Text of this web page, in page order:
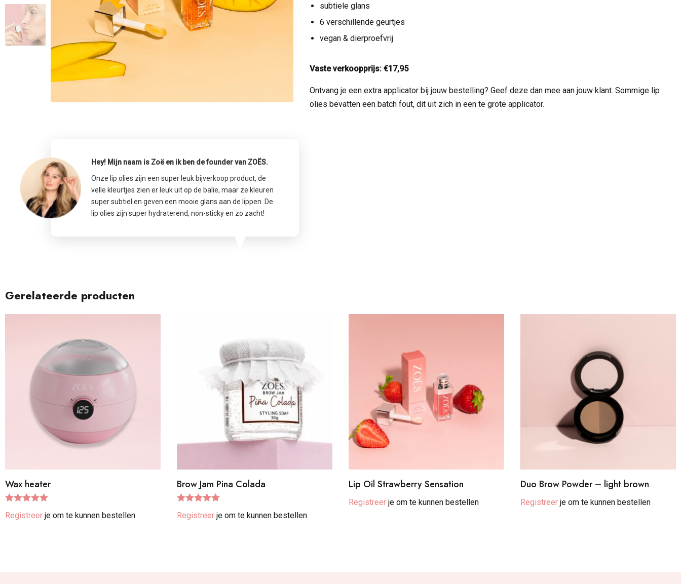
subtiele glans
6 verschillende geurtjes
vegan & dierproefvrij
Vaste verkoopprijs: €17,95
Ontvang je een extra applicator bij jouw bestelling? Geef deze dan mee aan jouw klant. Sommige lip
olies bevatten een batch fout, dit uit zich in een te grote applicator.
Hey! Mijn naam is Zoë en ik ben de founder van ZOËS.
Onze lip olies zijn een super leuk bijverkoop product, de
velle kleurtjes zien er leuk uit op de balie, maar ze kleuren
super subtiel en geven een mooie glans aan de lippen. De
lip olies zijn super hydraterend, non-sticky en zo zacht!
Gerelateerde producten
Wax heater
5.00
Registreer je om te kunnen bestellen
Brow Jam Pina Colada
5.00
Registreer je om te kunnen bestellen
Lip Oil Strawberry Sensation
Registreer je om te kunnen bestellen
Duo Brow Powder – light brown
Registreer je om te kunnen bestellen